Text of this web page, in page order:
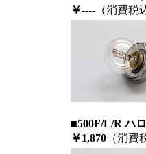
￥----（消費税
■500F/L/R ハ
￥1,870（消費